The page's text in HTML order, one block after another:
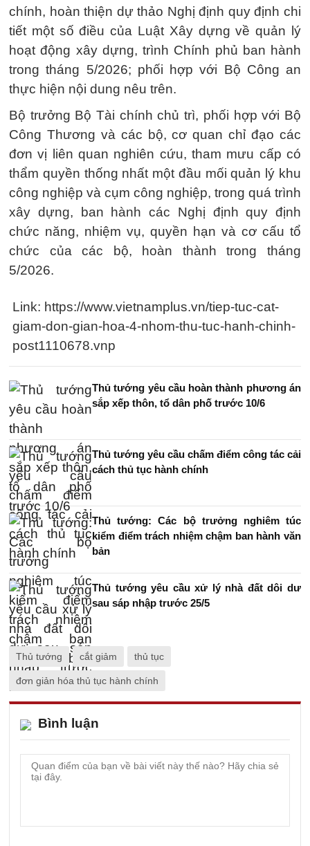
chính, hoàn thiện dự thảo Nghị định quy định chi
tiết một số điều của Luật Xây dựng về quản lý
hoạt động xây dựng, trình Chính phủ ban hành
trong tháng 5/2026; phối hợp với Bộ Công an
thực hiện nội dung nêu trên.
Bộ trưởng Bộ Tài chính chủ trì, phối hợp với Bộ
Công Thương và các bộ, cơ quan chỉ đạo các
đơn vị liên quan nghiên cứu, tham mưu cấp có
thẩm quyền thống nhất một đầu mối quản lý khu
công nghiệp và cụm công nghiệp, trong quá trình
xây dựng, ban hành các Nghị định quy định
chức năng, nhiệm vụ, quyền hạn và cơ cấu tổ
chức của các bộ, hoàn thành trong tháng
5/2026.
Link: https://www.vietnamplus.vn/tiep-tuc-cat-
giam-don-gian-hoa-4-nhom-thu-tuc-hanh-chinh-
post1110678.vnp
Thủ tướng yêu cầu hoàn thành phương án
sắp xếp thôn, tổ dân phố trước 10/6
Thủ tướng yêu cầu chấm điểm công tác cải
cách thủ tục hành chính
Thủ tướng: Các bộ trưởng nghiêm túc
kiểm điểm trách nhiệm chậm ban hành văn
bản
Thủ tướng yêu cầu xử lý nhà đất dôi dư
sau sáp nhập trước 25/5
Thủ tướng cắt giảm thủ tục
đơn giản hóa thủ tục hành chính
Bình luận